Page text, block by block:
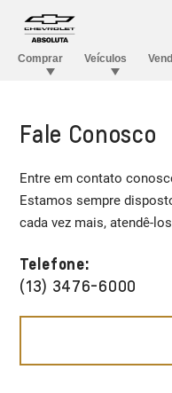
Fale Conosco
Entre em contato
Estamos sempre
cada vez mais, atendê-
Telefone:
(13) 3476-6000